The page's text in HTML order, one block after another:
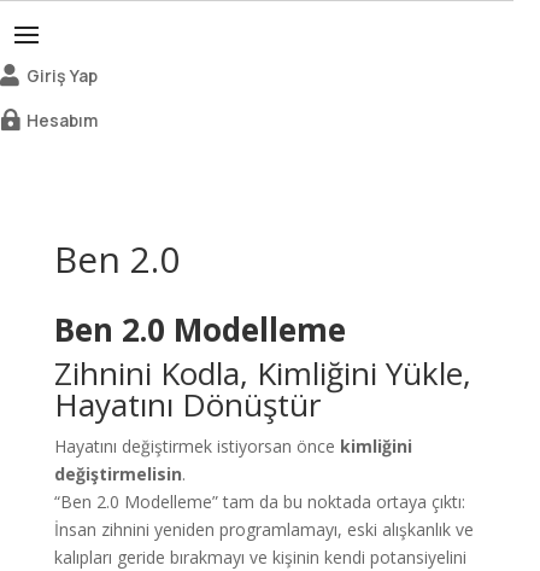
 Giriş Yap
 Hesabım
Ben 2.0
Ben 2.0 Modelleme
Zihnini Kodla, Kimliğini Yükle,
Hayatını Dönüştür
Hayatını değiştirmek istiyorsan önce kimliğini
değiştirmelisin.
“Ben 2.0 Modelleme” tam da bu noktada ortaya çıktı:
İnsan zihnini yeniden programlamayı, eski alışkanlık ve
kalıpları geride bırakmayı ve kişinin kendi potansiyelini